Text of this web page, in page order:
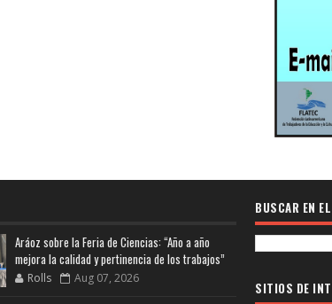
Aráoz sobre la Feria de Ciencias: “Año a año
mejora la calidad y pertinencia de los trabajos”
Rolls Aug 07, 2026
BUSCAR EN
SITIOS DE